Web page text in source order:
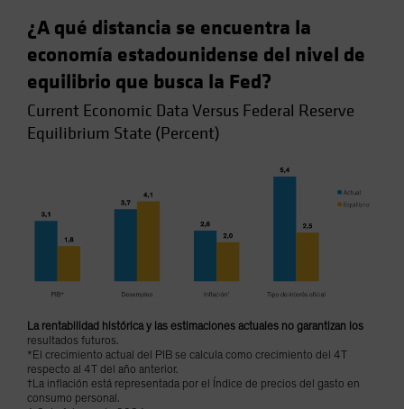
¿A qué distancia se encuentra la
economía estadounidense del nivel de
equilibrio que busca la Fed?
Current Economic Data Versus Federal Reserve
Equilibrium State (Percent)
La rentabilidad histórica y las estimaciones actuales no garantizan los
resultados futuros.
*El crecimiento actual del PIB se calcula como crecimiento del 4T
respecto al 4T del año anterior.
†La inflación está representada por el Índice de precios del gasto en
consumo personal.